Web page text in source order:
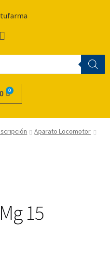
0
Aparato Locomotor
15